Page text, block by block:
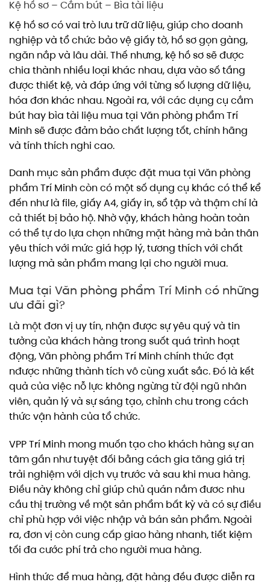
Kệ hồ sơ – Cắm bút – Bìa tài liệu
Kệ hồ sơ có vai trò lưu trữ dữ liệu, giúp cho doanh
nghiệp và tổ chức bảo vệ giấy tờ, hồ sơ gọn gàng,
ngăn nắp và lâu dài. Thế nhưng, kệ hồ sơ sẽ được
chia thành nhiều loại khác nhau, dựa vào số tầng
được thiết kệ, và đáp ứng với từng số lượng dữ liệu,
hóa đơn khác nhau. Ngoài ra, với các dụng cụ cắm
bút hay bìa tài liệu mua tại Văn phòng phẩm Trí
Minh sẽ được đảm bảo chất lượng tốt, chính hãng
và tính thích nghi cao.
Danh mục sản phẩm được đặt mua tại Văn phòng
phẩm Trí Minh còn có một số dụng cụ khác có thể kể
đến như là file, giấy A4, giấy in, sổ tập và thậm chí là
cả thiết bị bảo hộ. Nhờ vậy, khách hàng hoàn toàn
có thể tự do lựa chọn những mặt hàng mà bản thân
yêu thích với mức giá hợp lý, tương thích với chất
lượng mà sản phẩm mang lại cho người mua.
Mua tại Văn phòng phẩm Trí Minh có những
ưu đãi gì?
Là một đơn vị uy tín, nhận được sự yêu quý và tin
tưởng của khách hàng trong suốt quá trình hoạt
động, Văn phòng phẩm Trí Minh chính thức đạt
nđược những thành tích vô cùng xuất sắc. Đó là kết
quả của việc nỗ lực không ngừng từ đội ngũ nhân
viên, quản lý và sự sáng tạo, chỉnh chu trong cách
thức vận hành của tổ chức.
VPP Trí Minh mong muốn tạo cho khách hàng sự an
tâm gần như tuyệt đối bằng cách gia tăng giá trị
trải nghiệm với dịch vụ trước và sau khi mua hàng.
Điều này không chỉ giúp chủ quán nắm đươc nhu
cầu thị trường về một sản phẩm bất kỳ và có sự điều
chỉ phù hợp với việc nhập và bán sản phẩm. Ngoài
ra, đơn vị còn cung cấp giao hàng nhanh, tiết kiệm
tối đa cước phí trả cho người mua hàng.
Hình thức để mua hàng, đặt hàng đều được diễn ra